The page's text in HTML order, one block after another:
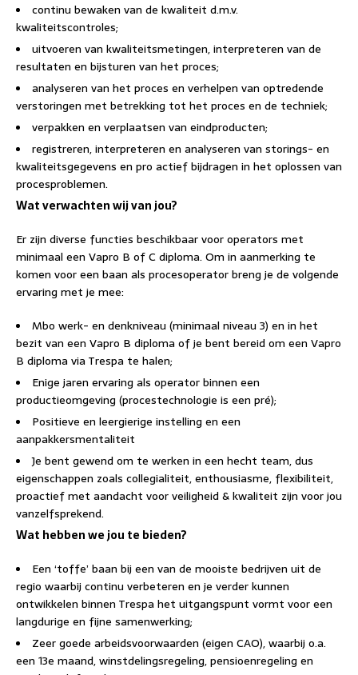
continu bewaken van de kwaliteit d.m.v.
kwaliteitscontroles;
uitvoeren van kwaliteitsmetingen, interpreteren van de
resultaten en bijsturen van het proces;
analyseren van het proces en verhelpen van optredende
verstoringen met betrekking tot het proces en de techniek;
verpakken en verplaatsen van eindproducten;
registreren, interpreteren en analyseren van storings- en
kwaliteitsgegevens en pro actief bijdragen in het oplossen van
procesproblemen.
Wat verwachten wij van jou?
Er zijn diverse functies beschikbaar voor operators met
minimaal een Vapro B of C diploma. Om in aanmerking te
komen voor een baan als procesoperator breng je de volgende
ervaring met je mee:
Mbo werk- en denkniveau (minimaal niveau 3) en in het
bezit van een Vapro B diploma of je bent bereid om een Vapro
B diploma via Trespa te halen;
Enige jaren ervaring als operator binnen een
productieomgeving (procestechnologie is een pré);
Positieve en leergierige instelling en een
aanpakkersmentaliteit
Je bent gewend om te werken in een hecht team, dus
eigenschappen zoals collegialiteit, enthousiasme, flexibiliteit,
proactief met aandacht voor veiligheid & kwaliteit zijn voor jou
vanzelfsprekend.
Wat hebben we jou te bieden?
Een ‘toffe’ baan bij een van de mooiste bedrijven uit de
regio waarbij continu verbeteren en je verder kunnen
ontwikkelen binnen Trespa het uitgangspunt vormt voor een
langdurige en fijne samenwerking;
Zeer goede arbeidsvoorwaarden (eigen CAO), waarbij o.a.
een 13e maand, winstdelingsregeling, pensioenregeling en